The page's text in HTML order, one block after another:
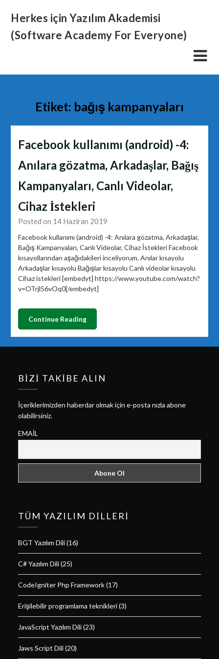
content
Herkes için Yazılım Akademisi
(Software Academy For Everyone)
Etiket: bağış kampanyaları
Facebook kullanımı (android) -4:
Anılara gözatma, Arkadaşlar, Bağış
Kampanyaları, Canlı Videolar,
Cihaz İstekleri
Posted on 14 Haziran 2019
Facebook kullanımı (android) -4: Anılara gözatma, Arkadaşlar,
Bağış Kampanyaları, Canlı Videolar, Cihaz İstekleri Facebook
kısayollarından aşağıdakileri inceliyorum. Anılar kısayolu
Arkadaşlar kısayolu Bağışlar kısayolu Canlı videolar kısayolu
Cihaz istekleri [embedyt] https://www.youtube.com/watch?
v=OTrjl56vOq0[/embedyt]
Continue Reading
BIZI TAKIBE ALIN
İçeriklerimizden haberdar olmak için e-posta nızla abone
olabilirsiniz.
EMAIL
TÜM YAZILIM DILLERI
BGT Yazılım Dili(16)
C# Yazılım Dili(25)
CodeIgniter Php Framework(17)
Erişilebilir programlama teknikleri(3)
JavaScript Yazılım Dili(23)
Jaws Script Dili(20)